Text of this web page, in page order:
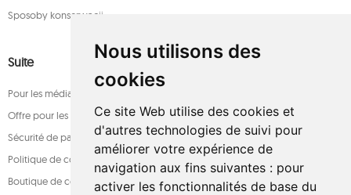
Nous utilisons des
cookies
Ce site Web utilise des cookies et
d'autres technologies de suivi pour
améliorer votre expérience de
navigation aux fins suivantes : pour
activer les fonctionnalités de base du
Sposoby konserwacji
Suite
Pour les médias
Offre pour les entreprises
Sécurité de paiement
Politique de confidentialité
Boutique de confiance